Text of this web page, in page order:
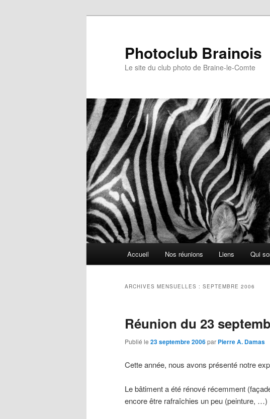
Photoclub Brainois
Le site du club photo de Braine-le-Comte
Accueil Nos réunions Liens Qui
ARCHIVES MENSUELLES : SEPTEMBRE 2006
Réunion du 23
Publié le 23 septembre 2006par Pierre A. Damas
Cette année, nous avons présenté notre
Le bâtiment a été rénové récemment
encore être rafraîchies un peu (peinture, …)